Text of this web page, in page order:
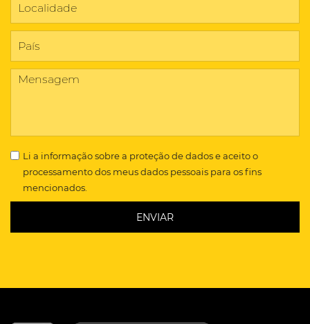
Li a informação sobre a proteção de dadose aceito o
processamento dos meus dados pessoais para os fins
mencionados.